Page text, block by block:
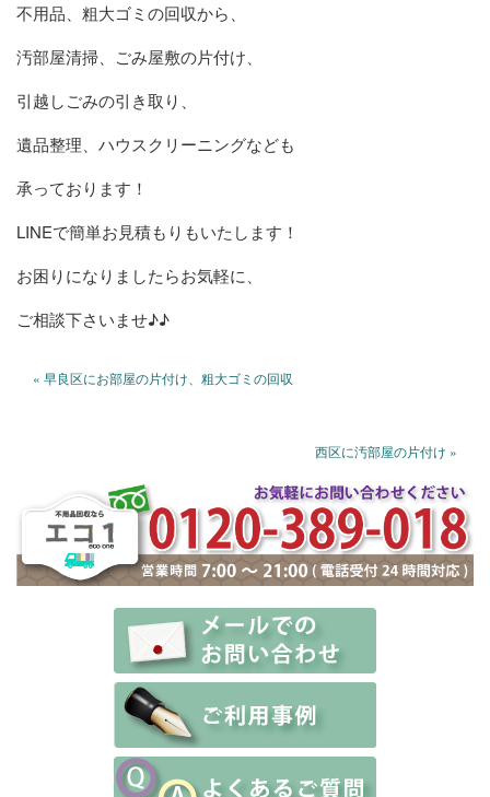
不用品、粗大ゴミの回収から、
汚部屋清掃、ごみ屋敷の片付け、
引越しごみの引き取り、
遺品整理、ハウスクリーニングなども
承っております！
LINEで簡単お見積もりもいたします！
お困りになりましたらお気軽に、
ご相談下さいませ♪♪
« 早良区にお部屋の片付け、粗大ゴミの回収
西区に汚部屋の片付け »